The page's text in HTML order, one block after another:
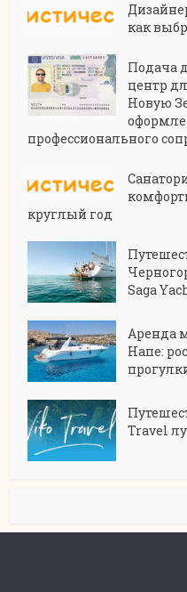
как
Подача
центр
Новую
профессионального
круглый год
Saga
Аренда
Напе:
Travel